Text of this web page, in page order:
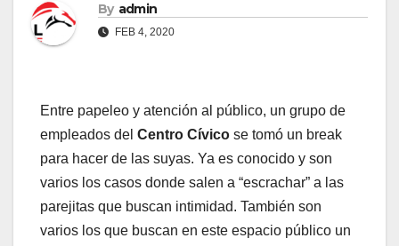
By admin
FEB 4, 2020
Entre papeleo y atención al público, un grupo de
empleados del Centro Cívico se tomó un break
para hacer de las suyas. Ya es conocido y son
varios los casos donde salen a “escrachar” a las
parejitas que buscan intimidad. También son
varios los que buscan en este espacio público un